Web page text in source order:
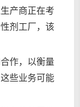
产商正在考
剂工厂，该
作，以衡量
些业务可能